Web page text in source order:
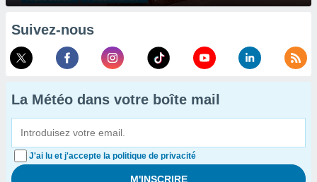
Suivez-nous
La Météo dans votre boîte mail
J'ai lu et j'accepte la politique de privacité